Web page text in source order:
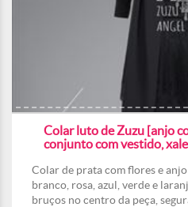
Colar luto de Zuzu [anjo
conjunto com vestido,
Colar de prata com flores e
branco, rosa, azul, verde e
bruços no centro da peça,